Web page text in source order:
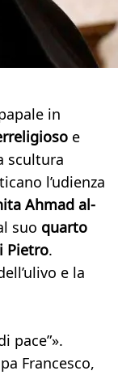
in
e
scultura
l’udienza
Ahmad al-
suo quarto
Pietro.
e la
pace”».
Francesco,